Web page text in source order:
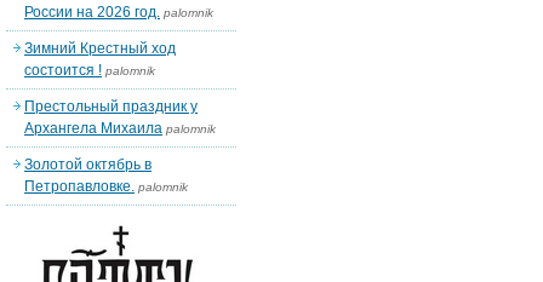
России на 2026 год. palomnik
Зимний Крестный ход
состоится ! palomnik
Престольный праздник у
Архангела Михаила palomnik
Золотой октябрь в
Петропавловке. palomnik